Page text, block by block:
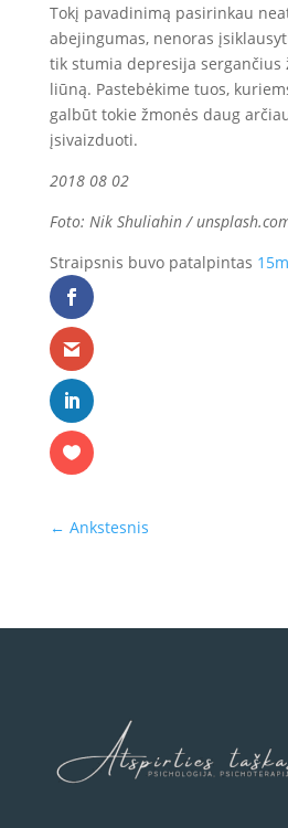
Tokį pavadinimą pasirinkau
abejingumas, nenoras
tik stumia depresija sergančius
liūną. Pastebėkime tuos,
galbūt tokie žmonės daug
įsivaizduoti.
2018 08 02
Foto: Nik Shuliahin /
Straipsnis buvo patalpintas
← Ankstesnis